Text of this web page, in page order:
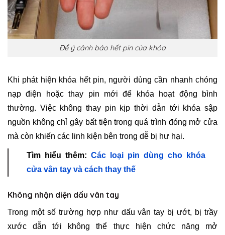
Để ý cảnh báo hết pin của khóa
Khi phát hiện khóa hết pin, người dùng cần nhanh chóng
nạp điện hoặc thay pin mới để khóa hoạt động bình
thường. Việc không thay pin kịp thời dẫn tới khóa sập
nguồn không chỉ gây bất tiện trong quá trình đóng mở cửa
mà còn khiến các linh kiện bên trong dễ bị hư hại.
Tìm hiểu thêm: Các loại pin dùng cho khóa
cửa vân tay và cách thay thế
Không nhận diện dấu vân tay
Trong một số trường hợp như dấu vân tay bị ướt, bị trầy
xước dẫn tới không thể thực hiện chức năng mở